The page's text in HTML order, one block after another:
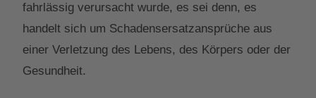
fahrlässig verursacht wurde, es sei denn, es
handelt sich um Schadensersatzansprüche aus
einer Verletzung des Lebens, des Körpers oder der
Gesundheit.